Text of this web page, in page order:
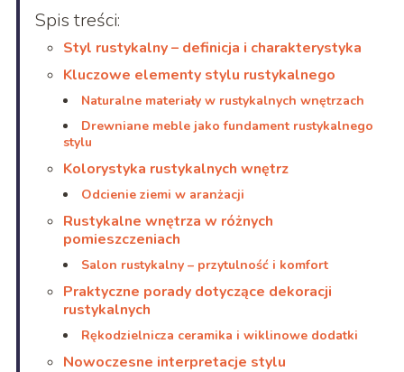
Spis treści:
Styl rustykalny – definicja i charakterystyka
Kluczowe elementy stylu rustykalnego
Naturalne materiały w rustykalnych wnętrzach
Drewniane meble jako fundament rustykalnego
stylu
Kolorystyka rustykalnych wnętrz
Odcienie ziemi w aranżacji
Rustykalne wnętrza w różnych
pomieszczeniach
Salon rustykalny – przytulność i komfort
Praktyczne porady dotyczące dekoracji
rustykalnych
Rękodzielnicza ceramika i wiklinowe dodatki
Nowoczesne interpretacje stylu